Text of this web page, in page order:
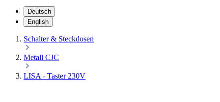
Deutsch
English
Schalter & Steckdosen
Metall CJC
LISA - Taster 230V